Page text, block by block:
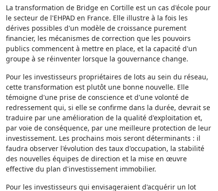
La transformation de Bridge en Cortille est un cas d'école pour
le secteur de l'EHPAD en France. Elle illustre à la fois les
dérives possibles d'un modèle de croissance purement
financier, les mécanismes de correction que les pouvoirs
publics commencent à mettre en place, et la capacité d'un
groupe à se réinventer lorsque la gouvernance change.
Pour les investisseurs propriétaires de lots au sein du réseau,
cette transformation est plutôt une bonne nouvelle. Elle
témoigne d'une prise de conscience et d'une volonté de
redressement qui, si elle se confirme dans la durée, devrait se
traduire par une amélioration de la qualité d'exploitation et,
par voie de conséquence, par une meilleure protection de leur
investissement. Les prochains mois seront déterminants : il
faudra observer l'évolution des taux d'occupation, la stabilité
des nouvelles équipes de direction et la mise en œuvre
effective du plan d'investissement immobilier.
Pour les investisseurs qui envisageraient d'acquérir un lot